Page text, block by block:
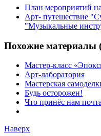
План мероприятий
Арт- путешествие
"Музыкальные
Похожие материалы
Мастер-класс
Арт-лаборатория
Мастерская
Будь осторожен!
Что принёс нам
Наверх